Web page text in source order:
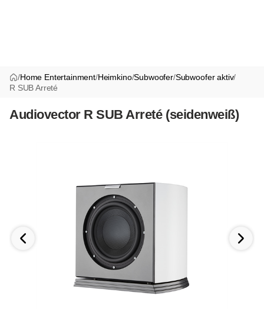
/Home Entertainment/Heimkino/Subwoofer/Subwoofer aktiv/
R SUB Arreté
Audiovector R SUB Arreté (seidenweiß)